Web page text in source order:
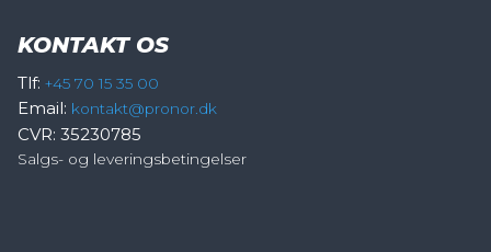
KONTAKT OS
Tlf: +45 70 15 35 00
Email: kontakt@pronor.dk
CVR: 35230785
Salgs- og leveringsbetingelser